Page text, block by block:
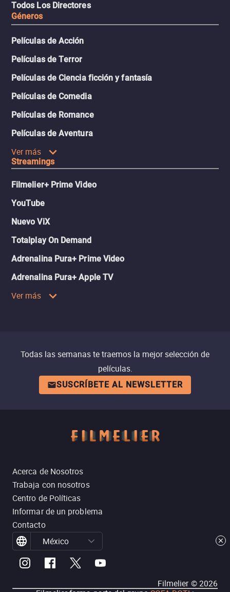
Todos Los Directores
Géneros
Películas de Acción
Películas de Terror
Películas de Ciencia ficción y fantasía
Películas de Comedia
Películas de Romance
Películas de Aventura
Ver más
Streamings
Filmelier+ Prime Video
YouTube
Nuevo ViX
Totalplay On Demand
Adrenalina Pura+ Prime Video
Adrenalina Pura+ Apple TV
Ver más
Todas las semanas te traemos la mejor selección de
películas.
SUSCRÍBETE AL NEWSLETTER
Acerca de Nosotros
Trabaja con nosotros
Centro de Políticas
Informar de un problema
Contacto
México
Filmelier ©2026